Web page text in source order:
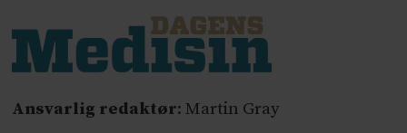
Ansvarlig redaktør: Martin Gray